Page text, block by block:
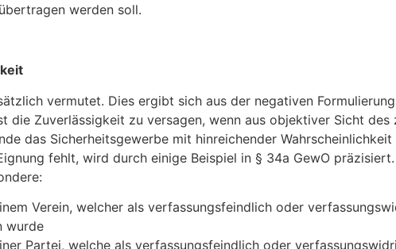
werden soll.
vermutet. Dies ergibt sich aus der negativen
die Zuverlässigkeit zu versagen, wenn aus objektiver Sicht
das Sicherheitsgewerbe mit hinreichender
fehlt, wird durch einige Beispiel in § 34a GewO
Verein, welcher als verfassungsfeindlich oder
wurde
Partei, welche als verfassungsfeindlich oder